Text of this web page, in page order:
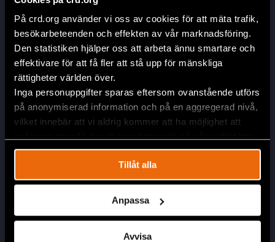
På crd.org använder vi oss av cookies för att mäta trafik,
besökarbeteenden och effekten av vår marknadsföring.
Den statistiken hjälper oss att arbeta ännu smartare och
effektivare för att få fler att stå upp för mänskliga
rättigheter världen över.
Inga personuppgifter sparas eftersom ovanstående utförs
på anonymiserad information och på en aggregerad nivå,
vilket innebär att vi aldrig kommer att ha möjlighet att
Tillåt alla
Anpassa
Avvisa
Plusgiro: 90 01 29-8
Engagera dig
Prenumerera på nyhetsbrevet
Minnes- eller högtidsgåva
Fler sätt att stödja oss
Kontakta oss